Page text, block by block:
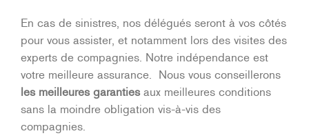
En cas de sinistres, nos délégués seront à vos côtés
pour vous assister, et notamment lors des visites des
experts de compagnies. Notre indépendance est
votre meilleure assurance. Nous vous conseillerons
les meilleures garantiesaux meilleures conditions
sans la moindre obligation vis-à-vis des
compagnies.